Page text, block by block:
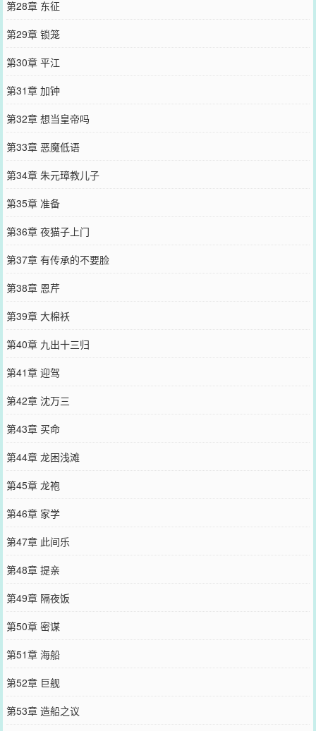
第28章 东征
第29章 锁笼
第30章 平江
第31章 加钟
第32章 想当皇帝吗
第33章 恶魔低语
第34章 朱元璋教儿子
第35章 准备
第36章 夜猫子上门
第37章 有传承的不要脸
第38章 恩芹
第39章 大棉袄
第40章 九出十三归
第41章 迎驾
第42章 沈万三
第43章 买命
第44章 龙困浅滩
第45章 龙袍
第46章 家学
第47章 此间乐
第48章 提亲
第49章 隔夜饭
第50章 密谋
第51章 海船
第52章 巨舰
第53章 造船之议